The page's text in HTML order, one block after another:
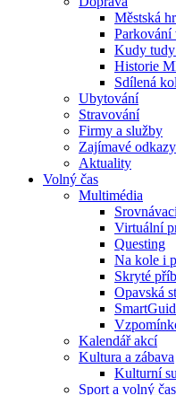
Městská
Parkování
Kudy
Historie
Sdílená
Ubytování
Stravování
Firmy a služby
Zajímavé odkazy
Aktuality
Volný čas
Multimédia
Virtuální
Questing
Na kole i
Skryté
Opavská
Kalendář akcí
Kultura a zábava
Kulturní
Sport a volný čas